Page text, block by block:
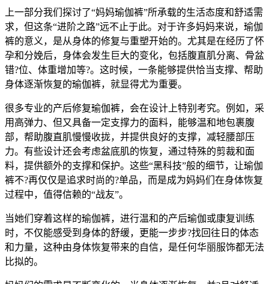
上一部分我们探讨了“妈妈瑜伽裤”所承载的生活态度和舒适需
求，但这条“进阶之路”远不止于此。对于许多妈妈来说，瑜伽
裤的意义，是从身体的修复与重塑开始的。尤其是在经历了怀
孕和分娩后，身体会发生巨大的变化，包括腹直肌分离、骨盆
错?位、体重增加等?。这时候，一条能够提供恰当支撑、帮助
身体逐渐恢复的瑜伽裤，就显得尤为重要。
很多专业的产后修复瑜伽裤，会在设计上特别考究。例如，采
用高弹力、但又具备一定支撑力的面料，能够温和地包裹腹
部，帮助腹直肌慢慢收拢，并提供良好的支撑，减轻腰部压
力。有些设计还会考虑盆底肌的恢复，通过特殊的剪裁和面
料，提供额外的支撑和保护。这些“黑科技”般的细节，让瑜伽
裤不?再仅仅是追求时尚的?单品，而是成为妈妈们在身体恢复
过程中，值得信赖的“战友”。
当她们穿着这样的瑜伽裤，进行温和的产后瑜伽或康复训练
时，不仅能感受到身体的舒缓，更能一步步?找回往日的体态
和力量，这种由身体恢复带来的自信，是任何华丽服饰都无法
比拟的。